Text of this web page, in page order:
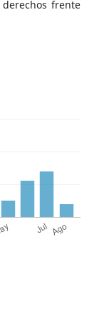
frente